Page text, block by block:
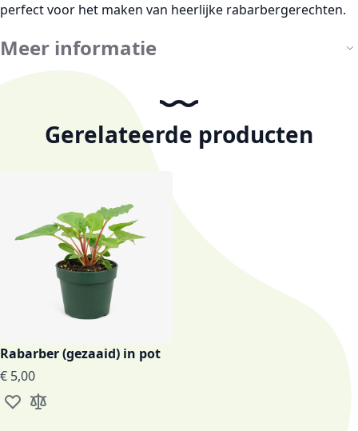
perfect voor het maken van heerlijke rabarbergerechten.
Meer informatie
Gerelateerde producten
Rabarber (gezaaid) in pot
€ 5,00
Voeg toe aan verlanglijst
Toevoegen om te vergelijken